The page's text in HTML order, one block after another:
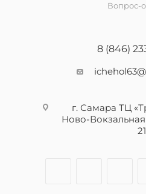
Вопрос-
8 (846)
г. Самара ТЦ
Ново-